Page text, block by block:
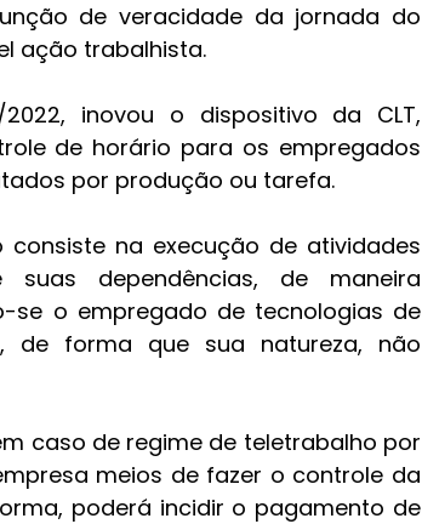
de veracidade da jornada do
ação trabalhista.
inovou o dispositivo da CLT,
de horário para os empregados
por produção ou tarefa.
na execução de atividades
dependências, de maneira
se o empregado de tecnologias de
de forma que sua natureza, não
caso de regime de teletrabalho por
meios de fazer o controle da
poderá incidir o pagamento de